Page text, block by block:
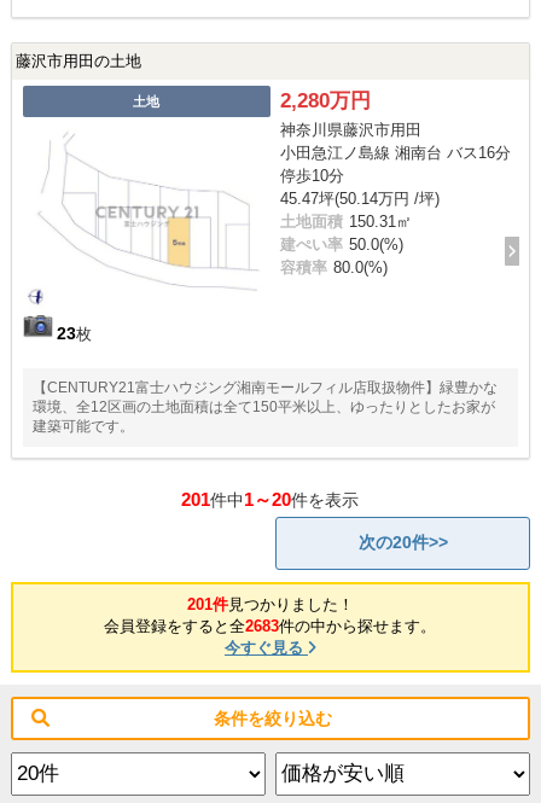
藤沢市用田の土地
土地
23枚
2,280万円
神奈川県藤沢市用田
小田急江ノ島線 湘南台 バス16分
停歩10分
45.47坪(50.14万円 /坪)
土地面積 150.31㎡
建ぺい率 50.0(%)
容積率 80.0(%)
【CENTURY21富士ハウジング湘南モールフィル店取扱物件】緑豊かな
環境、全12区画の土地面積は全て150平米以上、ゆったりとしたお家が
建築可能です。
201件中1～20件を表示
次の20件>>
201件見つかりました！
会員登録をすると全2683件の中から探せます。
今すぐ見る
条件を絞り込む